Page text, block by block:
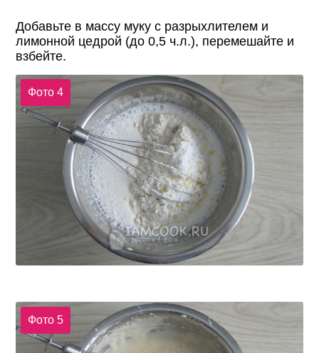
Добавьте в массу муку с разрыхлителем и
лимонной цедрой (до 0,5 ч.л.), перемешайте и
взбейте.
Фото 4
Фото 5